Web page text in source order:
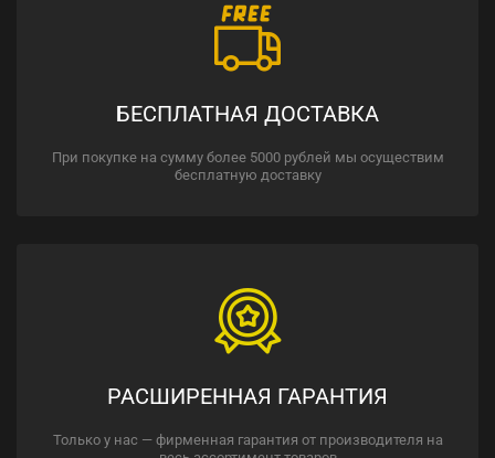
БЕСПЛАТНАЯ ДОСТАВКА
При покупке на сумму более 5000 рублей мы осуществим
бесплатную доставку
РАСШИРЕННАЯ ГАРАНТИЯ
Только у нас — фирменная гарантия от производителя на